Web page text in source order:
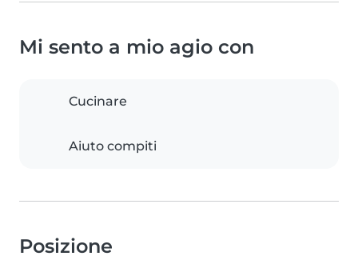
Mi sento a mio agio con
Cucinare
Aiuto compiti
Posizione